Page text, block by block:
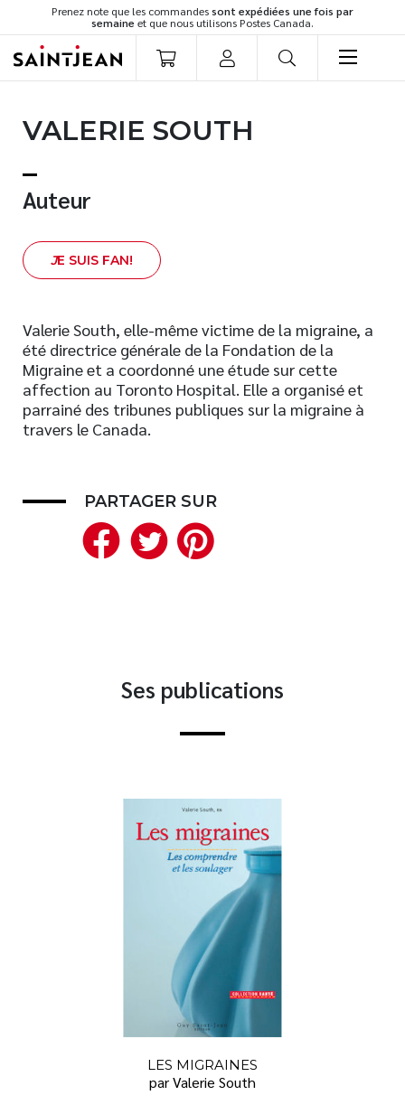
Prenez note que les commandessont expédiées une fois par
semaine et que nous utilisons Postes Canada.
Romans
Développement personnel
Spiritualité
Famille
Témoignages
Vie pratique
Finances
Nouveautés
Meilleurs vendeurs
Page vedette
VALERIE SOUTH
Auteur
JE SUIS FAN!
Valerie South, elle-même victime de la migraine, a
été directrice générale de la Fondation de la
Migraine et a coordonné une étude sur cette
affection au Toronto Hospital. Elle a organisé et
parrainé des tribunes publiques sur la migraine à
travers le Canada.
PARTAGER SUR
Facebook
Twitter
Ses publications
LES MIGRAINES
par Valerie South